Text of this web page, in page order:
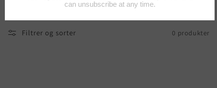
Filtrer og sorter 0 produkter